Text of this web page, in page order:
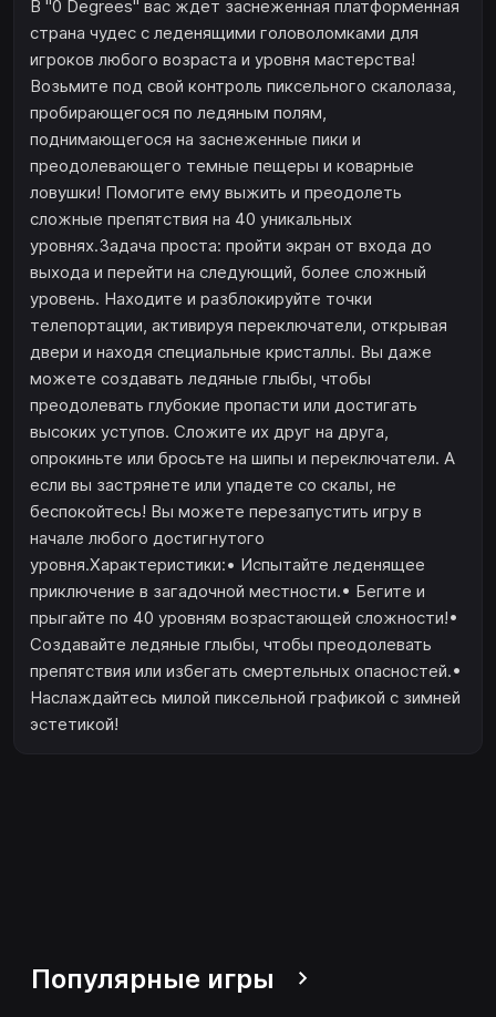
В "0 Degrees" вас ждет заснеженная платформенная
страна чудес с леденящими головоломками для
игроков любого возраста и уровня мастерства!
Возьмите под свой контроль пиксельного скалолаза,
пробирающегося по ледяным полям,
поднимающегося на заснеженные пики и
преодолевающего темные пещеры и коварные
ловушки! Помогите ему выжить и преодолеть
сложные препятствия на 40 уникальных
уровнях.Задача проста: пройти экран от входа до
выхода и перейти на следующий, более сложный
уровень. Находите и разблокируйте точки
телепортации, активируя переключатели, открывая
двери и находя специальные кристаллы. Вы даже
можете создавать ледяные глыбы, чтобы
преодолевать глубокие пропасти или достигать
высоких уступов. Сложите их друг на друга,
опрокиньте или бросьте на шипы и переключатели. А
если вы застрянете или упадете со скалы, не
беспокойтесь! Вы можете перезапустить игру в
начале любого достигнутого
уровня.Характеристики:• Испытайте леденящее
приключение в загадочной местности.• Бегите и
прыгайте по 40 уровням возрастающей сложности!•
Создавайте ледяные глыбы, чтобы преодолевать
препятствия или избегать смертельных опасностей.•
Наслаждайтесь милой пиксельной графикой с зимней
эстетикой!
Популярные игры